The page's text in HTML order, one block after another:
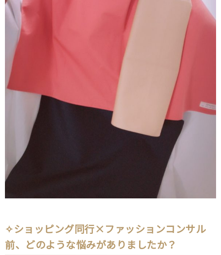
✧ショッピング同行×ファッションコンサル
前、どのような悩みがありましたか？